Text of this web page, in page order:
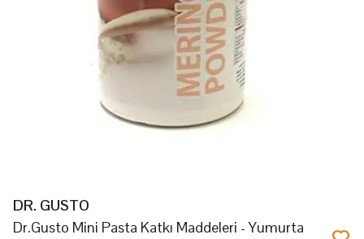
DR. GUSTO
Dr.Gusto Mini Pasta Katkı Maddeleri - Yumurta